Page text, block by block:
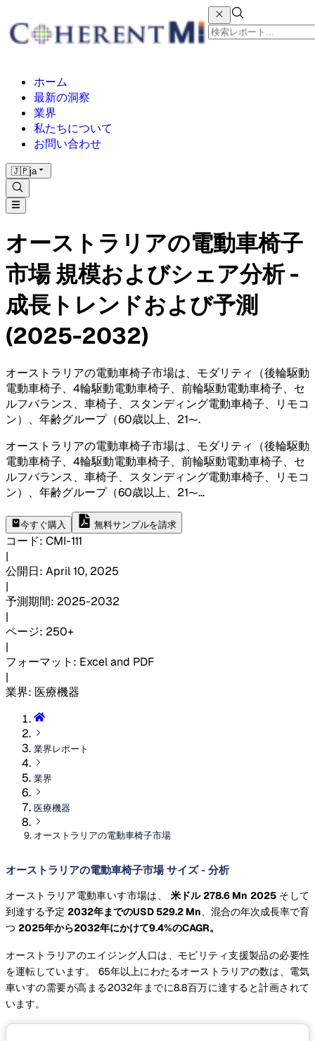
ホーム
最新の洞察
業界
私たちについて
お問い合わせ
🇯🇵ja
オーストラリアの電動車椅子
市場 規模およびシェア分析 -
成長トレンドおよび予測
(2025-2032)
オーストラリアの電動車椅子市場は、モダリティ（後輪駆動
電動車椅子、4輪駆動電動車椅子、前輪駆動電動車椅子、セ
ルフバランス、車椅子、スタンディング電動車椅子、リモコ
ン）、年齢グループ（60歳以上、21〜.
オーストラリアの電動車椅子市場は、モダリティ（後輪駆動
電動車椅子、4輪駆動電動車椅子、前輪駆動電動車椅子、セ
ルフバランス、車椅子、スタンディング電動車椅子、リモコ
ン）、年齢グループ（60歳以上、21〜...
今すぐ購入 無料サンプルを請求
コード: CMI-111
|
公開日: April 10, 2025
|
予測期間: 2025-2032
|
ページ: 250+
|
フォーマット : Excel and PDF
|
業界: 医療機器
業界レポート
業界
医療機器
オーストラリアの電動車椅子市場
オーストラリアの電動車椅子市場 サイズ - 分析
オーストラリア電動車いす市場は、 米ドル 278.6 Mn 2025そして
到達する予定 2032年までのUSD 529.2 Mn、混合の年次成長率で育
つ 2025年から2032年にかけて9.4%のCAGR。
オーストラリアのエイジング人口は、モビリティ支援製品の必要性
を運転しています。 65年以上にわたるオーストラリアの数は、電気
車いすの需要が高まる2032年までに8.8百万に達すると計画されて
います。